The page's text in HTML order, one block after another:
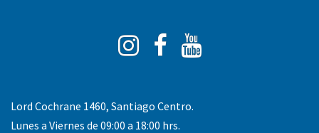
Instagram
Facebook
Tube
Lord Cochrane 1460, Santiago Centro.
Lunes a Viernes de 09:00 a 18:00 hrs.